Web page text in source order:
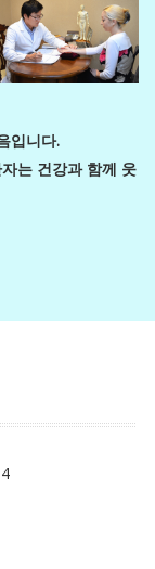
입니다.
는 건강과 함께 웃